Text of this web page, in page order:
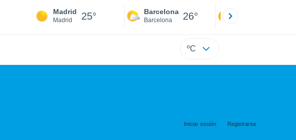
Madrid
Madrid 25° Barcelona
Barcelona 26°
ºC
Iniciar sesión Registrarse